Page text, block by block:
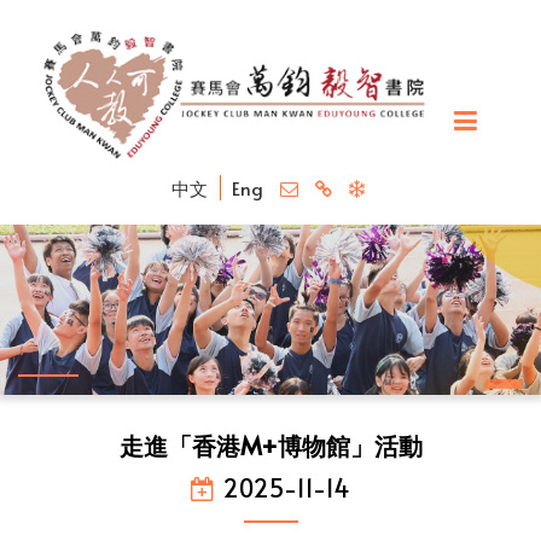
中文 Eng
走進「香港M+博物館」活動
2025-11-14